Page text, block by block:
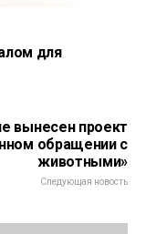
для
вынесен проект
обращении с
животными»
Следующая новость